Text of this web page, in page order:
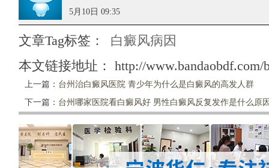
5月10日 09:35
文章Tag标签：
白癜风病因
本文链接地址： http://www.bandaobdf.com/
上一篇： 台州治白癜风医院 青少年为什么是白癜风的高发人群
下一篇： 台州哪家医院看白癜风好 男性白癜风反复发作是什么原